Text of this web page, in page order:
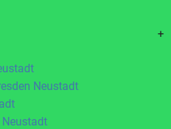
+
Neustadt
Neustadt